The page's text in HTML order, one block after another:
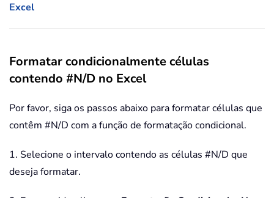
Excel
Formatar condicionalmente células
contendo #N/D no Excel
Por favor, siga os passos abaixo para formatar células que
contêm #N/D com a função de formatação condicional.
1. Selecione o intervalo contendo as células #N/D que
deseja formatar.